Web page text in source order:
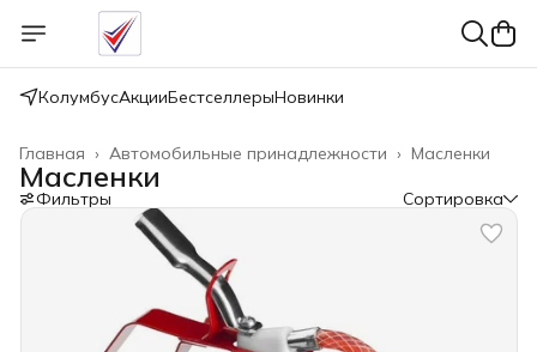
КолумбусАкцииБестселлерыНовинки
Масленки
Автомобильные принадлежности ›
Главная ›
Масленки
Фильтры Сортировка